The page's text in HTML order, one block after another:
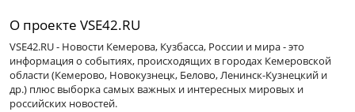
О проекте VSE42.RU
VSE42.RU - Новости Кемерова, Кузбасса, России и мира - это
информация о событиях, происходящих в городах Кемеровской
области (Кемерово, Новокузнецк, Белово, Ленинск-Кузнецкий и
др.) плюс выборка самых важных и интересных мировых и
российских новостей.